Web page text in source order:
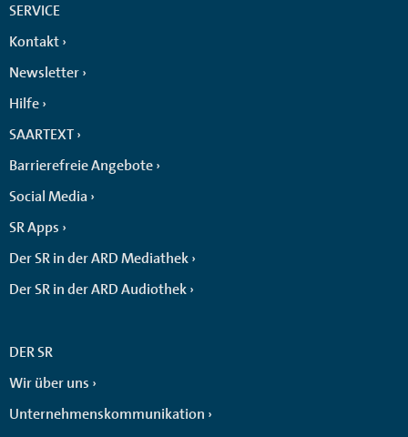
SERVICE
Kontakt
Newsletter
Hilfe
SAARTEXT
Barrierefreie Angebote
Social Media
SR Apps
Der SR in der ARD Mediathek
Der SR in der ARD Audiothek
DER SR
Wir über uns
Unternehmenskommunikation